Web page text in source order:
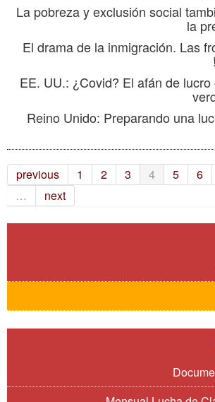
La pobreza y exclusión social
la
El drama de la inmigración. Las
EE. UU.: ¿Covid? El afán de
Reino Unido: Preparando una
previous 1 2 3 4 5 6
…
next